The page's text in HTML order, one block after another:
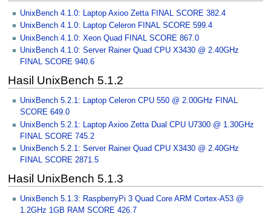
UnixBench 4.1.0: Laptop Axioo Zetta FINAL SCORE 382.4
UnixBench 4.1.0: Laptop Celeron FINAL SCORE 599.4
UnixBench 4.1.0: Xeon Quad FINAL SCORE 867.0
UnixBench 4.1.0: Server Rainer Quad CPU X3430 @ 2.40GHz
FINAL SCORE 940.6
Hasil UnixBench 5.1.2
UnixBench 5.2.1: Laptop Celeron CPU 550 @ 2.00GHz FINAL
SCORE 649.0
UnixBench 5.2.1: Laptop Axioo Zetta Dual CPU U7300 @ 1.30GHz
FINAL SCORE 745.2
UnixBench 5.2.1: Server Rainer Quad CPU X3430 @ 2.40GHz
FINAL SCORE 2871.5
Hasil UnixBench 5.1.3
UnixBench 5.1.3: RaspberryPi 3 Quad Core ARM Cortex-A53 @
1.2GHz 1GB RAM SCORE 426.7